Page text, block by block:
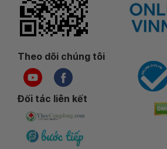
Theo dõi chúng tôi
Đối tác liên kết